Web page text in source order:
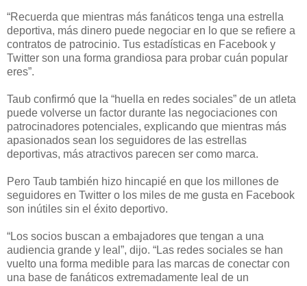
“Recuerda que mientras más fanáticos tenga una estrella
deportiva, más dinero puede negociar en lo que se refiere a
contratos de patrocinio. Tus estadísticas en Facebook y
Twitter son una forma grandiosa para probar cuán popular
eres”.
Taub confirmó que la “huella en redes sociales” de un atleta
puede volverse un factor durante las negociaciones con
patrocinadores potenciales, explicando que mientras más
apasionados sean los seguidores de las estrellas
deportivas, más atractivos parecen ser como marca.
Pero Taub también hizo hincapié en que los millones de
seguidores en Twitter o los miles de me gusta en Facebook
son inútiles sin el éxito deportivo.
“Los socios buscan a embajadores que tengan a una
audiencia grande y leal”, dijo. “Las redes sociales se han
vuelto una forma medible para las marcas de conectar con
una base de fanáticos extremadamente leal de un